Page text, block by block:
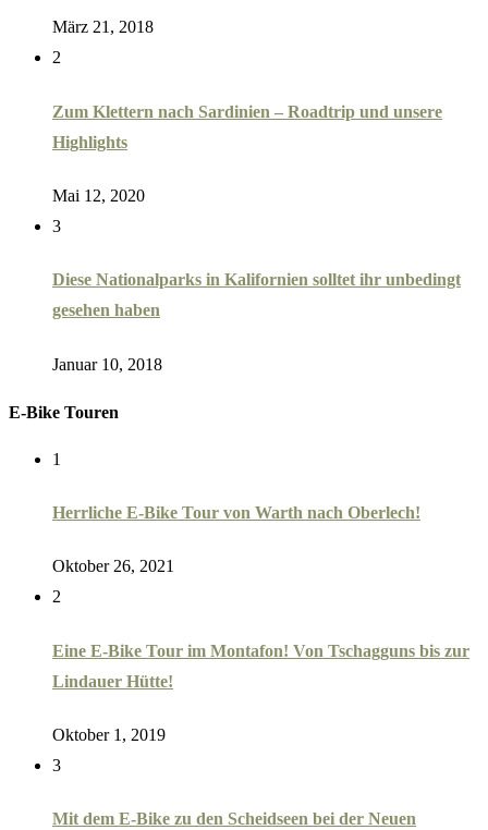
März 21, 2018
2
Zum Klettern nach Sardinien – Roadtrip und unsere
Highlights
Mai 12, 2020
3
Diese Nationalparks in Kalifornien solltet ihr unbedingt
gesehen haben
Januar 10, 2018
E-Bike Touren
1
Herrliche E-Bike Tour von Warth nach Oberlech!
Oktober 26, 2021
2
Eine E-Bike Tour im Montafon! Von Tschagguns bis zur
Lindauer Hütte!
Oktober 1, 2019
3
Mit dem E-Bike zu den Scheidseen bei der Neuen